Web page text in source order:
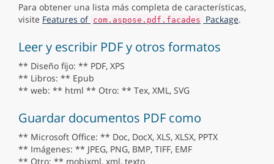
Para obtener una lista más completa de características,
visite Features of com.aspose.pdf.facades Package.
Leer y escribir PDF y otros formatos
** Diseño fijo: ** PDF, XPS
** Libros: ** Epub
** web: ** html ** Otro: ** Tex, XML, SVG
Guardar documentos PDF como
** Microsoft Office: ** Doc, DocX, XLS, XLSX, PPTX
** Imágenes: ** JPEG, PNG, BMP, TIFF, EMF
** Otro: ** mobixml, xml, texto